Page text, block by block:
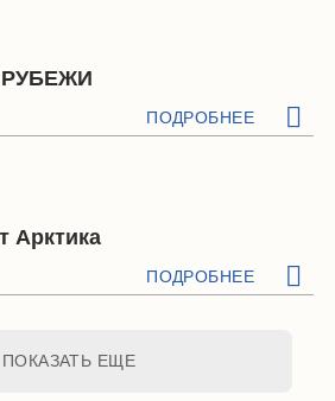
ПОДРОБНЕЕ
Арктика
ПОДРОБНЕЕ
ПОКАЗАТЬ ЕЩЕ